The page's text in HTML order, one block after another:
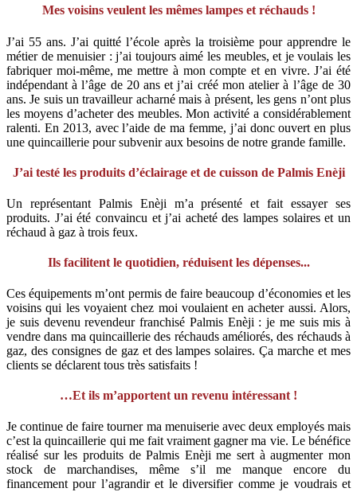
Mes voisins veulent les mêmes lampes et réchauds !
J’ai 55 ans. J’ai quitté l’école après la troisième pour apprendre le
métier de menuisier : j’ai toujours aimé les meubles, et je voulais les
fabriquer moi-même, me mettre à mon compte et en vivre. J’ai été
indépendant à l’âge de 20 ans et j’ai créé mon atelier à l’âge de 30
ans. Je suis un travailleur acharné mais à présent, les gens n’ont plus
les moyens d’acheter des meubles. Mon activité a considérablement
ralenti. En 2013, avec l’aide de ma femme, j’ai donc ouvert en plus
une quincaillerie pour subvenir aux besoins de notre grande famille.
J’ai testé les produits d’éclairage et de cuisson de Palmis Enèji
Un représentant Palmis Enèji m’a présenté et fait essayer ses
produits. J’ai été convaincu et j’ai acheté des lampes solaires et un
réchaud à gaz à trois feux.
Ils facilitent le quotidien, réduisent les dépenses...
Ces équipements m’ont permis de faire beaucoup d’économies et les
voisins qui les voyaient chez moi voulaient en acheter aussi. Alors,
je suis devenu revendeur franchisé Palmis Enèji : je me suis mis à
vendre dans ma quincaillerie des réchauds améliorés, des réchauds à
gaz, des consignes de gaz et des lampes solaires. Ça marche et mes
clients se déclarent tous très satisfaits !
…Et ils m’apportent un revenu intéressant !
Je continue de faire tourner ma menuiserie avec deux employés mais
c’est la quincaillerie qui me fait vraiment gagner ma vie. Le bénéfice
réalisé sur les produits de Palmis Enèji me sert à augmenter mon
stock de marchandises, même s’il me manque encore du
financement pour l’agrandir et le diversifier comme je voudrais et